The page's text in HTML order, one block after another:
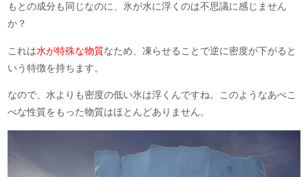
もとの成分も同じなのに、氷が水に浮くのは不思議に感じません
か？
これは水が特殊な物質なため、凍らせることで逆に密度が下がると
いう特徴を持ちます。
なので、水よりも密度の低い氷は浮くんですね。このようなあべこ
べな性質をもった物質はほとんどありません。